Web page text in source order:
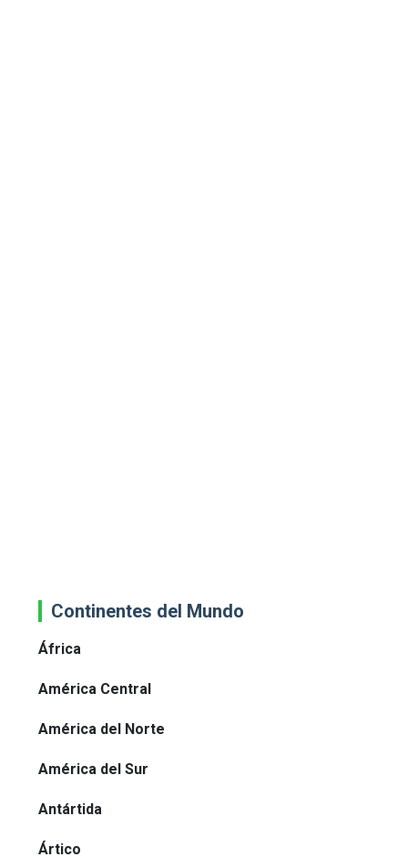
Continentes del Mundo
África
América Central
América del Norte
América del Sur
Antártida
Ártico